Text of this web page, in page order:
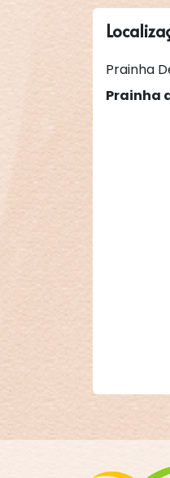
Prainha
Prainha